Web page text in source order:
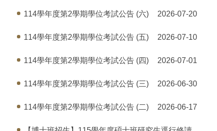
114學年度第2學期學位考試公告 (六) 2026-07-20
114學年度第2學期學位考試公告 (五) 2026-07-10
114學年度第2學期學位考試公告 (四) 2026-07-01
114學年度第2學期學位考試公告 (三) 2026-06-30
114學年度第2學期學位考試公告 (二) 2026-06-17